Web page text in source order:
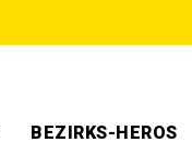
BEZIRKS-HEROS